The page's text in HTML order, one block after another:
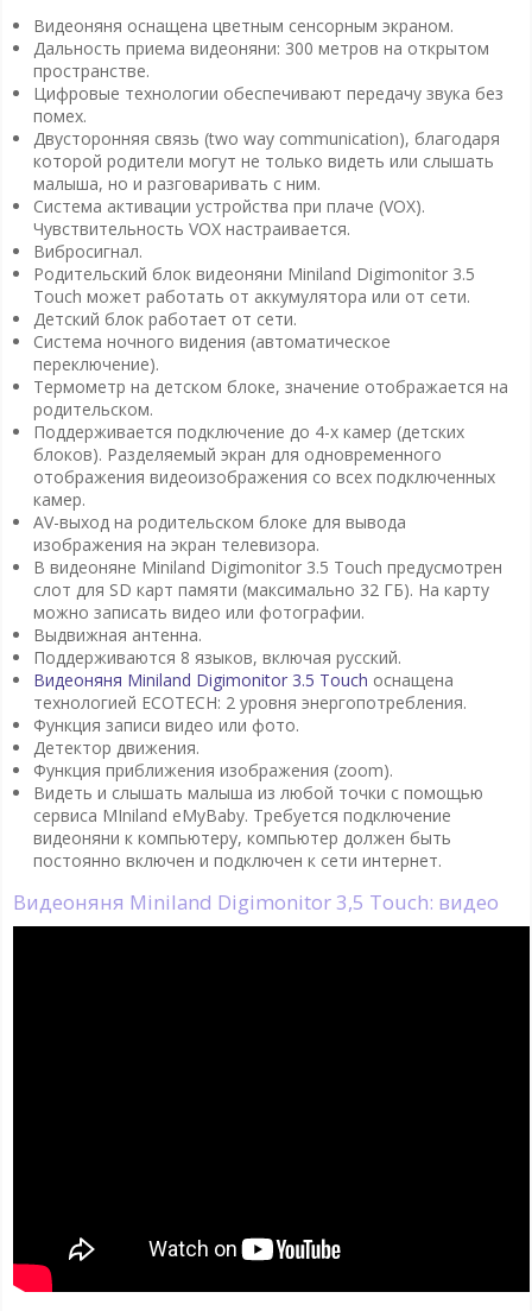
Видеоняня оснащена цветным сенсорным экраном.
Дальность приема видеоняни: 300 метров на открытом
пространстве.
Цифровые технологии обеспечивают передачу звука без
помех.
Двусторонняя связь (two way communication), благодаря
которой родители могут не только видеть или слышать
малыша, но и разговаривать с ним.
Система активации устройства при плаче (VOX).
Чувствительность VOX настраивается.
Вибросигнал.
Родительский блок видеоняни Miniland Digimonitor 3.5
Touch может работать от аккумулятора или от сети.
Детский блок работает от сети.
Система ночного видения (автоматическое
переключение).
Термометр на детском блоке, значение отображается на
родительском.
Поддерживается подключение до 4-х камер (детских
блоков). Разделяемый экран для одновременного
отображения видеоизображения со всех подключенных
камер.
AV-выход на родительском блоке для вывода
изображения на экран телевизора.
В видеоняне Miniland Digimonitor 3.5 Touch предусмотрен
слот для SD карт памяти (максимально 32 ГБ). На карту
можно записать видео или фотографии.
Выдвижная антенна.
Поддерживаются 8 языков, включая русский.
Видеоняня Miniland Digimonitor 3.5 Touch оснащена
технологией ECOTECH: 2 уровня энергопотребления.
Функция записи видео или фото.
Детектор движения.
Функция приближения изображения (zoom).
Видеть и слышать малыша из любой точки с помощью
сервиса MIniland eMyBaby. Требуется подключение
видеоняни к компьютеру, компьютер должен быть
постоянно включен и подключен к сети интернет.
Видеоняня Miniland Digimonitor 3,5 Touch: видео